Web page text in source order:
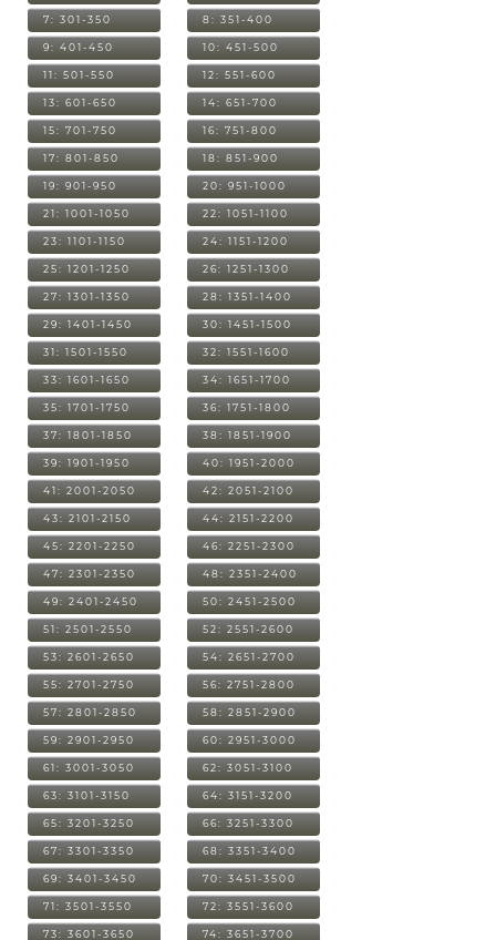
7: 301-350 8: 351-400
9: 401-450 10: 451-500
11: 501-550 12: 551-600
13: 601-650 14: 651-700
15: 701-750 16: 751-800
17: 801-850 18: 851-900
19: 901-950 20: 951-1000
21: 1001-1050 22: 1051-1100
23: 1101-1150 24: 1151-1200
25: 1201-1250 26: 1251-1300
27: 1301-1350 28: 1351-1400
29: 1401-1450 30: 1451-1500
31: 1501-1550 32: 1551-1600
33: 1601-1650 34: 1651-1700
35: 1701-1750 36: 1751-1800
37: 1801-1850 38: 1851-1900
39: 1901-1950 40: 1951-2000
41: 2001-2050 42: 2051-2100
43: 2101-2150 44: 2151-2200
45: 2201-2250 46: 2251-2300
47: 2301-2350 48: 2351-2400
49: 2401-2450 50: 2451-2500
51: 2501-2550 52: 2551-2600
53: 2601-2650 54: 2651-2700
55: 2701-2750 56: 2751-2800
57: 2801-2850 58: 2851-2900
59: 2901-2950 60: 2951-3000
61: 3001-3050 62: 3051-3100
63: 3101-3150 64: 3151-3200
65: 3201-3250 66: 3251-3300
67: 3301-3350 68: 3351-3400
69: 3401-3450 70: 3451-3500
71: 3501-3550 72: 3551-3600
73: 3601-3650 74: 3651-3700